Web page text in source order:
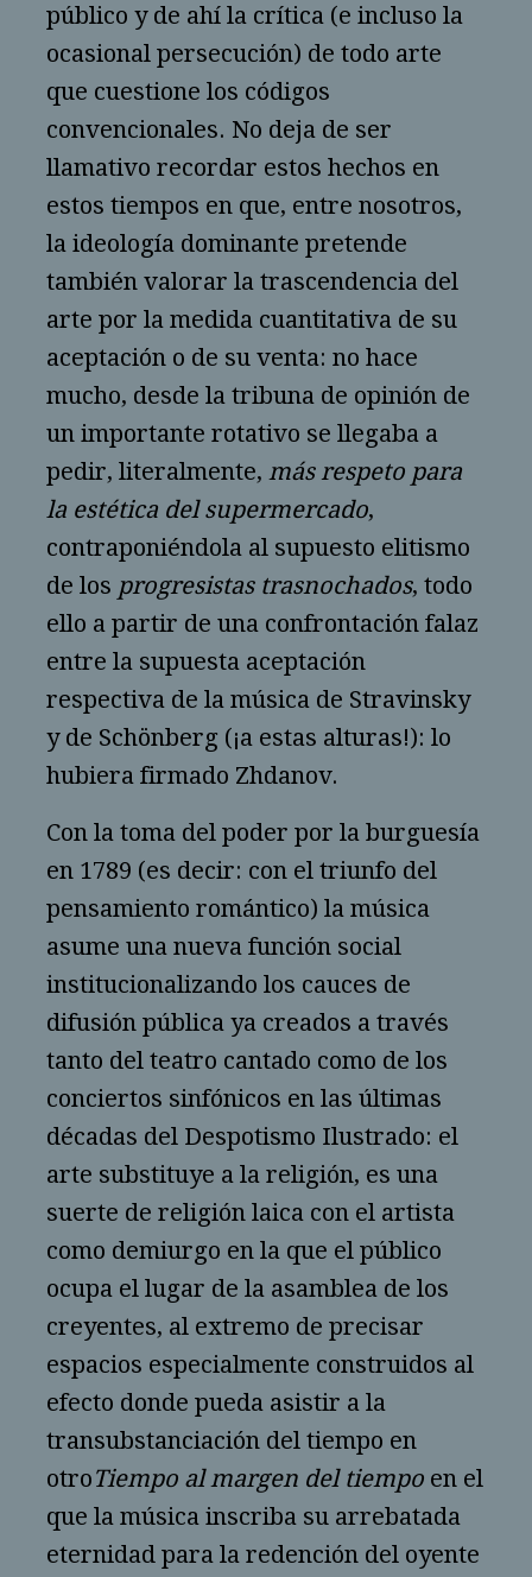
público y de ahí la crítica (e incluso la
ocasional persecución) de todo arte
que cuestione los códigos
convencionales. No deja de ser
llamativo recordar estos hechos en
estos tiempos en que, entre nosotros,
la ideología dominante pretende
también valorar la trascendencia del
arte por la medida cuantitativa de su
aceptación o de su venta: no hace
mucho, desde la tribuna de opinión de
un importante rotativo se llegaba a
pedir, literalmente, más respeto para
la estética del supermercado,
contraponiéndola al supuesto elitismo
de los progresistas trasnochados, todo
ello a partir de una confrontación falaz
entre la supuesta aceptación
respectiva de la música de Stravinsky
y de Schönberg (¡a estas alturas!): lo
hubiera firmado Zhdanov.
Con la toma del poder por la burguesía
en 1789 (es decir: con el triunfo del
pensamiento romántico) la música
asume una nueva función social
institucionalizando los cauces de
difusión pública ya creados a través
tanto del teatro cantado como de los
conciertos sinfónicos en las últimas
décadas del Despotismo Ilustrado: el
arte substituye a la religión, es una
suerte de religión laica con el artista
como demiurgo en la que el público
ocupa el lugar de la asamblea de los
creyentes, al extremo de precisar
espacios especialmente construidos al
efecto donde pueda asistir a la
transubstanciación del tiempo en
otroTiempo al margen del tiempo en el
que la música inscriba su arrebatada
eternidad para la redención del oyente